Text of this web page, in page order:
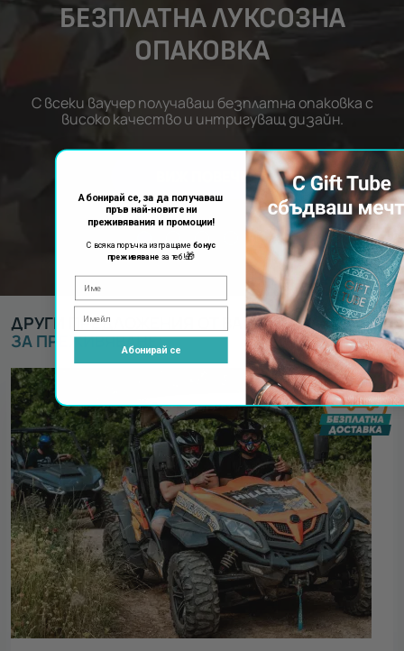
БЕЗПЛАТНА ЛУКСОЗНА
ОПАКОВКА
С всеки ваучер получаваш безплатна опаковка с
високо качество и интригуващ дизайн.
ВИЖ ПОВЕЧЕ
ДРУГИ ПРЕДЛОЖЕНИЯ ОТ ВАУЧЕРИ ЗАВАУЧЕР
ЗА ПРЕЖИВЯВАНЕ:
Абонирай се, за да получаваш
пръв най-новите ни
преживявания и промоции!
С всяка поръчка изпращаме бонус
преживяванеза теб!🎁
Абонирай се